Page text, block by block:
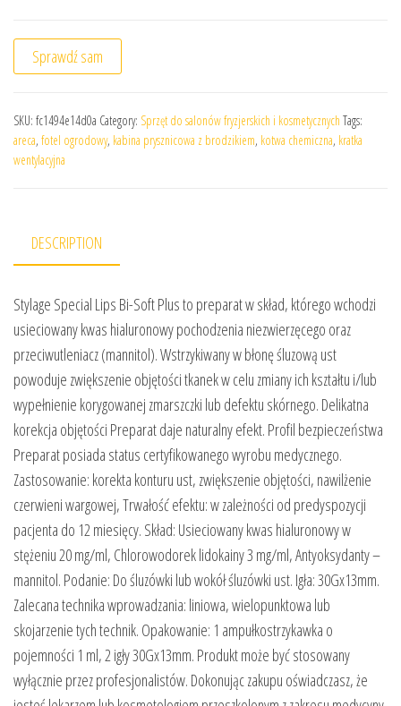
Sprawdź sam
SKU: fc1494e14d0a Category: Sprzęt do salonów fryzjerskich i kosmetycznych Tags:
areca, fotel ogrodowy, kabina prysznicowa z brodzikiem, kotwa chemiczna, kratka
wentylacyjna
DESCRIPTION
Stylage Special Lips Bi-Soft Plus to preparat w skład, którego wchodzi
usieciowany kwas hialuronowy pochodzenia niezwierzęcego oraz
przeciwutleniacz (mannitol). Wstrzykiwany w błonę śluzową ust
powoduje zwiększenie objętości tkanek w celu zmiany ich kształtu i/lub
wypełnienie korygowanej zmarszczki lub defektu skórnego. Delikatna
korekcja objętości Preparat daje naturalny efekt. Profil bezpieczeństwa
Preparat posiada status certyfikowanego wyrobu medycznego.
Zastosowanie: korekta konturu ust, zwiększenie objętości, nawilżenie
czerwieni wargowej, Trwałość efektu: w zależności od predyspozycji
pacjenta do 12 miesięcy. Skład: Usieciowany kwas hialuronowy w
stężeniu 20 mg/ml, Chlorowodorek lidokainy 3 mg/ml, Antyoksydanty –
mannitol. Podanie: Do śluzówki lub wokół śluzówki ust. Igła: 30Gx13mm.
Zalecana technika wprowadzania: liniowa, wielopunktowa lub
skojarzenie tych technik. Opakowanie: 1 ampułkostrzykawka o
pojemności 1 ml, 2 igły 30Gx13mm. Produkt może być stosowany
wyłącznie przez profesjonalistów. Dokonując zakupu oświadczasz, że